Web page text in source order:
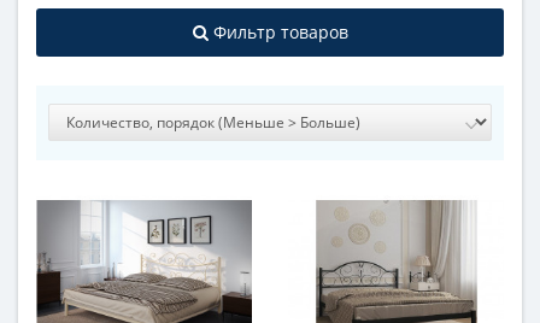
Фильтр товаров